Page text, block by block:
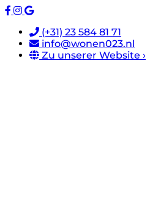
(+31) 23 584 81 71
info@wonen023.nl
Zu unserer Website ›